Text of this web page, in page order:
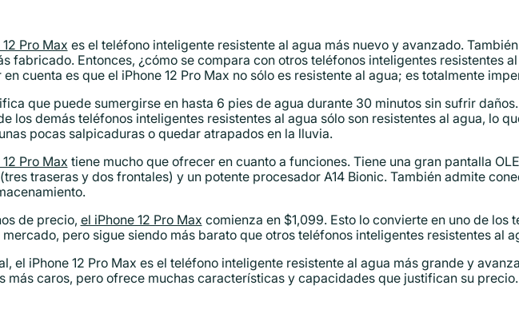
Pro Max es el teléfono inteligente resistente al agua más nuevo y avanzado.
fabricado. Entonces, ¿cómo se compara con otros teléfonos inteligentes resistentes
en cuenta es que el iPhone 12 Pro Max no sólo es resistente al agua; es totalmente
que puede sumergirse en hasta 6 pies de agua durante 30 minutos sin sufrir
los demás teléfonos inteligentes resistentes al agua sólo son resistentes al agua, lo
pocas salpicaduras o quedar atrapados en la lluvia.
Pro Max tiene mucho que ofrecer en cuanto a funciones. Tiene una gran pantalla
traseras y dos frontales) y un potente procesador A14 Bionic. También admite
de precio, el iPhone 12 Pro Max comienza en $1,099. Esto lo convierte en uno de los
pero sigue siendo más barato que otros teléfonos inteligentes resistentes al
el iPhone 12 Pro Max es el teléfono inteligente resistente al agua más grande y
más caros, pero ofrece muchas características y capacidades que justifican su precio.